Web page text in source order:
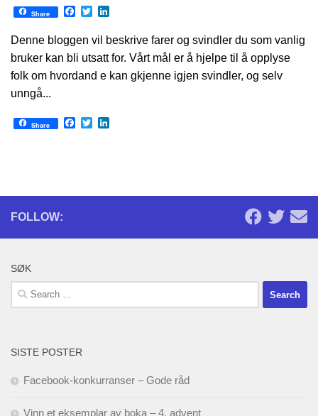
Share Facebook
Twitter
Denne bloggen vil beskrive farer og svindler du som vanlig
bruker kan bli utsatt for. Vårt mål er å hjelpe til å opplyse
folk om hvordand e kan gkjenne igjen svindler, og selv
unngå...
Share Facebook
Twitter
FOLLOW:
SØK
Search
for:
SISTE POSTER
Facebook-konkurranser – Gode råd
Vinn et eksemplar av boka – 4. advent